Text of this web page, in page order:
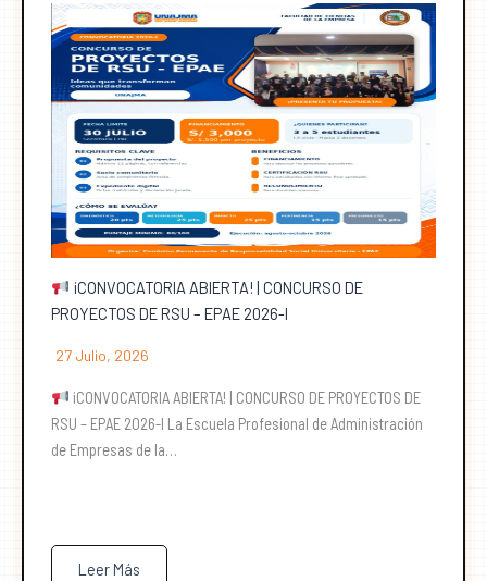
¡CONVOCATORIA ABIERTA! | CONCURSO DE
PROYECTOS DE RSU – EPAE 2026-I
27 Julio, 2026
¡CONVOCATORIA ABIERTA! | CONCURSO DE PROYECTOS DE
RSU – EPAE 2026-I La Escuela Profesional de Administración
de Empresas de la…
Leer Más